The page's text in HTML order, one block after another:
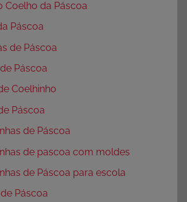
Coelho da Páscoa
Páscoa
de Páscoa
Páscoa
Coelhinho
Páscoa
de Páscoa
de pascoa com moldes
de Páscoa para escola
Páscoa